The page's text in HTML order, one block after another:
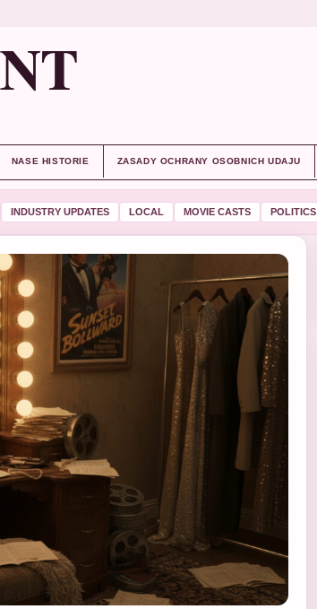
NASE HISTORIE ZASADY OCHRANY OSOBNICH UDAJU
INDUSTRY UPDATES LOCAL MOVIE CASTS POLITICS